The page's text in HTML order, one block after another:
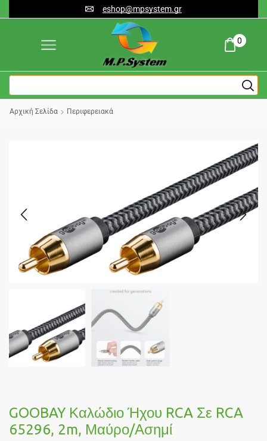
eshop@mpsystem.gr
0
Αρχική Σελίδα Περιφερειακά
GOOBAY Καλώδιο Ήχου RCA Σε RCA
65296, 2m, Μαύρο/ασημί